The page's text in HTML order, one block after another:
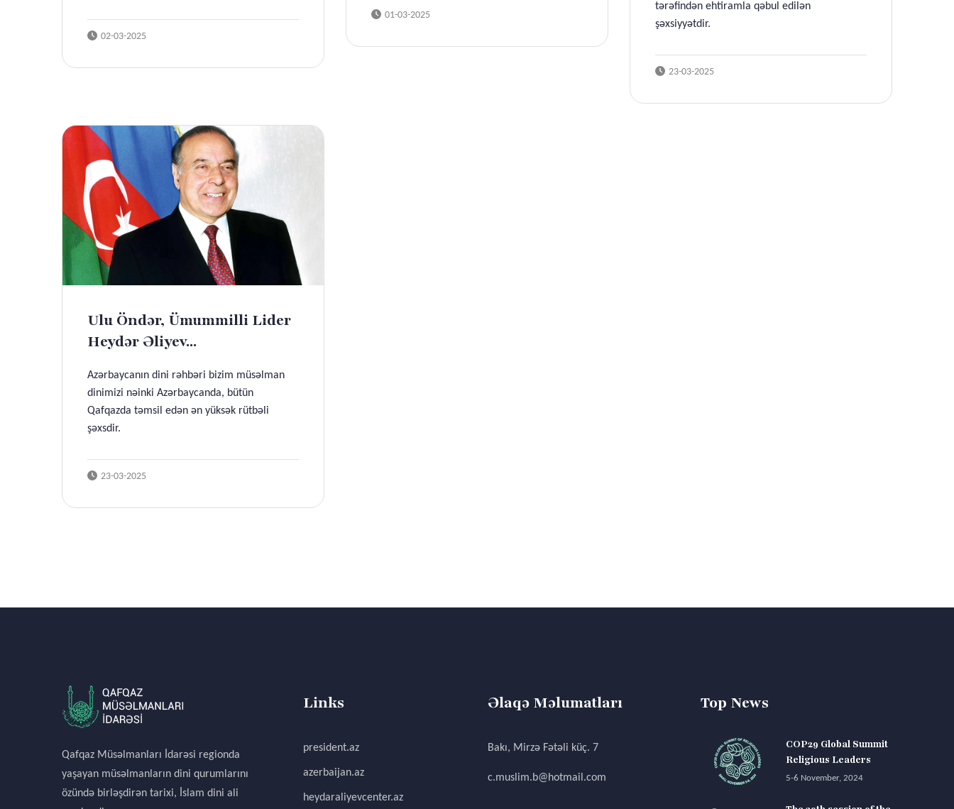
02-03-2025
01-03-2025
tərəfindən ehtiramla qəbul edilən
şəxsiyyətdir.
23-03-2025
Ulu Öndər, Ümummilli Lider
Heydər Əliyev...
Azərbaycanın dini rəhbəri bizim müsəlman
dinimizi nəinki Azərbaycanda, bütün
Qafqazda təmsil edən ən yüksək rütbəli
şəxsdir.
23-03-2025
Qafqaz Müsəlmanları İdarəsi regionda
yaşayan müsəlmanların dini qurumlarını
özündə birləşdirən tarixi, İslam dini ali
Links
president.az
azerbaijan.az
heydaraliyevcenter.az
Əlaqə Məlumatları
Bakı, Mirzə Fətəli küç. 7
c.muslim.b@hotmail.com
Top News
COP29 Global Summit
Religious Leaders
5-6 November, 2024